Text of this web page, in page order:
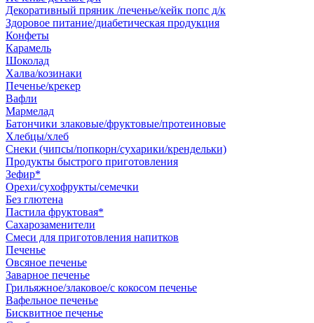
Декоративный пряник /печенье/кейк попс д/к
Здоровое питание/диабетическая продукция
Конфеты
Карамель
Шоколад
Халва/козинаки
Печенье/крекер
Вафли
Мармелад
Батончики злаковые/фруктовые/протеиновые
Хлебцы/хлеб
Снеки (чипсы/попкорн/сухарики/крендельки)
Продукты быстрого приготовления
Зефир*
Орехи/сухофрукты/семечки
Без глютена
Пастила фруктовая*
Сахарозаменители
Смеси для приготовления напитков
Печенье
Овсяное печенье
Заварное печенье
Грильяжное/злаковое/с кокосом печенье
Вафельное печенье
Бисквитное печенье